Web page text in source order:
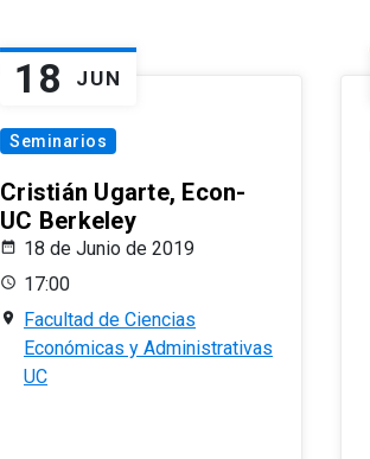
18 JUN
Seminarios
Cristián Ugarte, Econ-
UC Berkeley
18 de Junio de 2019
17:00
Facultad de Ciencias
Económicas y Administrativas
UC